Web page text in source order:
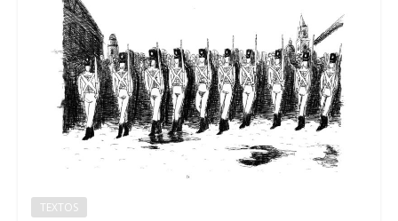
TEXTOS